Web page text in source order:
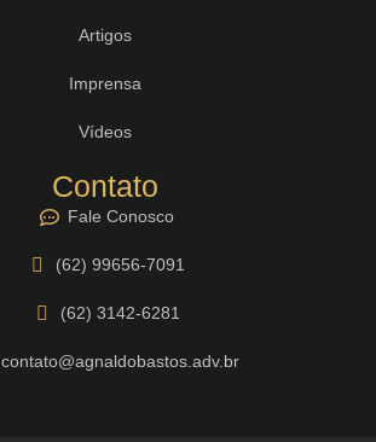
Artigos
Imprensa
Vídeos
Contato
Fale Conosco
(62) 99656-7091
(62) 3142-6281
contato@agnaldobastos.adv.br